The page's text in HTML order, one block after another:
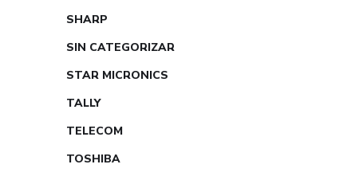
SHARP
SIN CATEGORIZAR
STAR MICRONICS
TALLY
TELECOM
TOSHIBA